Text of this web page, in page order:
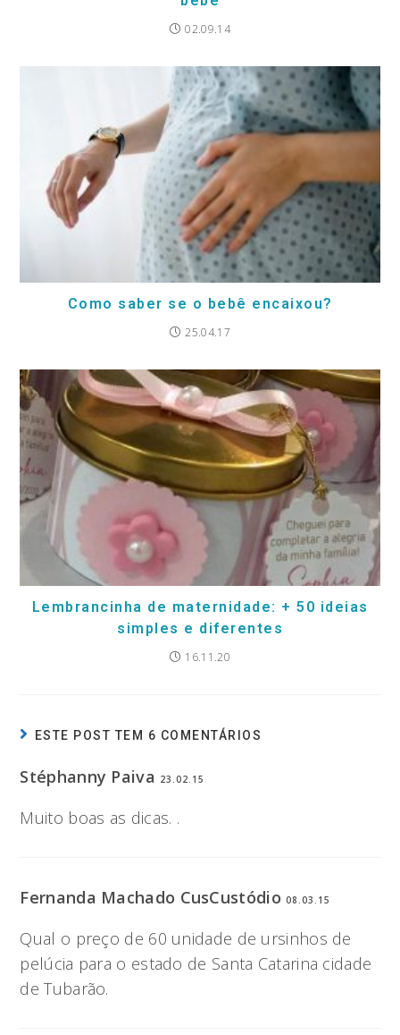
02.09.14
Como saber se o bebê encaixou?
25.04.17
Lembrancinha de maternidade: + 50 ideias
simples e diferentes
16.11.20
ESTE POST TEM 6 COMENTÁRIOS
Stéphanny Paiva 23.02.15
Muito boas as dicas. .
Fernanda Machado CusCustódio 08.03.15
Qual o preço de 60 unidade de ursinhos de
pelúcia para o estado de Santa Catarina cidade
de Tubarão.